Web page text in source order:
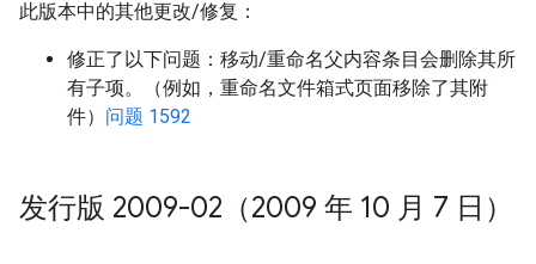
此版本中的其他更改/修复：
修正了以下问题：移动/重命名父内容条目会删除其所
有子项。（例如，重命名文件箱式页面移除了其附
件） 问题 1592
发行版 2009-02（2009 年 10 月 7 日）